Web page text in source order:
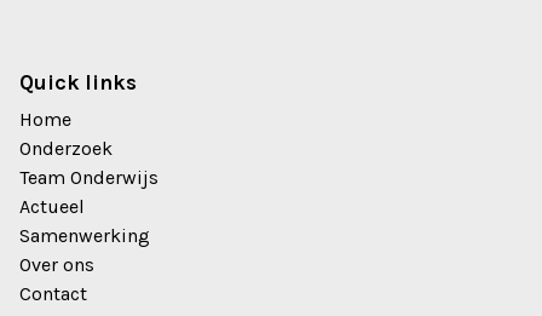
Quick links
Home
Onderzoek
Team Onderwijs
Actueel
Samenwerking
Over ons
Contact